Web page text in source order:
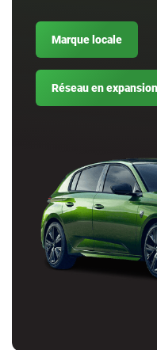
Marque locale
Réseau en expansion